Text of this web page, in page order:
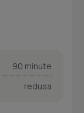
90 minute
redusa